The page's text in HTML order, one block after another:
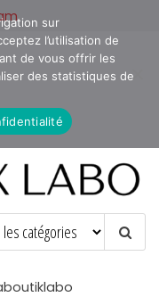
de denicheur
à Marseille en
sur
l’utilisation de
de vous offrir les
des statistiques de